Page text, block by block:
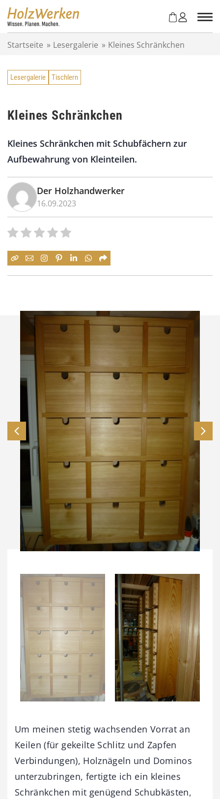
Startseite » Lesergalerie » Kleines Schränkchen
Lesergalerie Tischlern
Kleines Schränkchen
Kleines Schränkchen mit Schubfächern zur
Aufbewahrung von Kleinteilen.
Der Holzhandwerker
16.09.2023
Um meinen stetig wachsenden Vorrat an
Keilen (für gekeilte Schlitz und Zapfen
Verbindungen), Holznägeln und Dominos
unterzubringen, fertigte ich ein kleines
Schränkchen mit genügend Schubkästen,